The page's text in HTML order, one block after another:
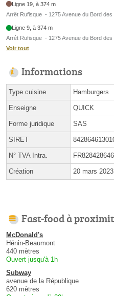
Ligne 19, à 374 m
Arrêt Rufisque - 1275 Avenue du Bord des
Ligne 9, à 374 m
Arrêt Rufisque - 1275 Avenue du Bord des
Voir tout
Informations
Type cuisine Hamburgers
Enseigne QUICK
Forme juridique SAS
SIRET
N° TVA Intra.
Création 20 mars 2023
Fast-food à
McDonald's
Hénin-Beaumont
440 mètres
Ouvert jusqu'à 1h
Subway
avenue de la République
620 mètres